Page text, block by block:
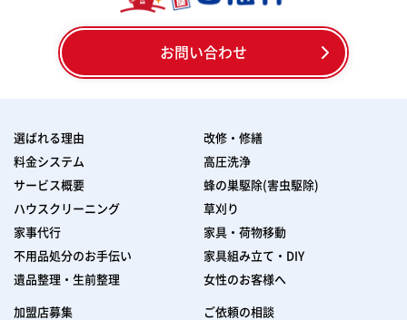
お問い合わせ
選ばれる理由
料金システム
サービス概要
ハウスクリーニング
家事代行
不用品処分のお手伝い
遺品整理・生前整理
改修・修繕
高圧洗浄
蜂の巣駆除(害虫駆除)
草刈り
家具・荷物移動
家具組み立て・DIY
女性のお客様へ
加盟店募集 ご依頼の相談